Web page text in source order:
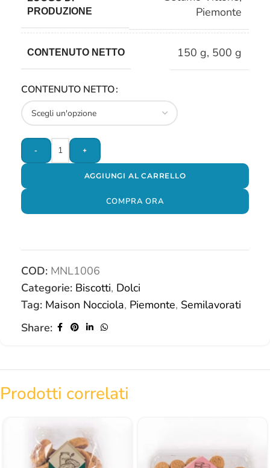
PRODUZIONE
Piemonte
CONTENUTO NETTO 150 g, 500 g
CONTENUTO NETTO
- +
AGGIUNGI AL CARRELLO
COMPRA ORA
COD: MNL1006
Categorie: Biscotti, Dolci
Tag: Maison Nocciola, Piemonte, Semilavorati
Share:
Prodotti correlati